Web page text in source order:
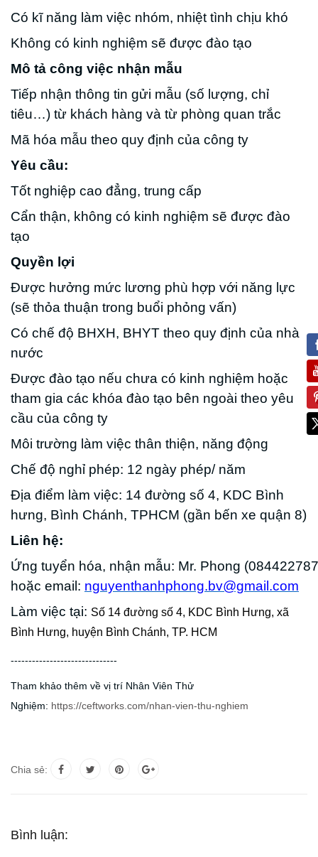
Có kĩ năng làm việc nhóm, nhiệt tình chịu khó
Không có kinh nghiệm sẽ được đào tạo
Mô tả công việc nhận mẫu
Tiếp nhận thông tin gửi mẫu (số lượng, chỉ
tiêu…) từ khách hàng và từ phòng quan trắc
Mã hóa mẫu theo quy định của công ty
Yêu cầu:
Tốt nghiệp cao đẳng, trung cấp
Cẩn thận, không có kinh nghiệm sẽ được đào
tạo
Quyền lợi
Được hưởng mức lương phù hợp với năng lực
(sẽ thỏa thuận trong buổi phỏng vấn)
Có chế độ BHXH, BHYT theo quy định của nhà
nước
Được đào tạo nếu chưa có kinh nghiệm hoặc
tham gia các khóa đào tạo bên ngoài theo yêu
cầu của công ty
Môi trường làm việc thân thiện, năng động
Chế độ nghỉ phép: 12 ngày phép/ năm
Địa điểm làm việc: 14 đường số 4, KDC Bình
hưng, Bình Chánh, TPHCM (gần bến xe quận 8)
Liên hệ:
Ứng tuyển hóa, nhận mẫu: Mr. Phong
hoặc email: nguyenthanhphong.bv@gmail.com
Làm việc tại: Số 14 đường số 4, KDC Bình Hưng, xã
Bình Hưng, huyện Bình Chánh, TP. HCM
------------------------------
Tham khảo thêm về vị trí Nhân Viên Thử
Nghiệm: https://ceftworks.com/nhan-vien-thu-nghiem
Chia sẻ:
Bình luận: